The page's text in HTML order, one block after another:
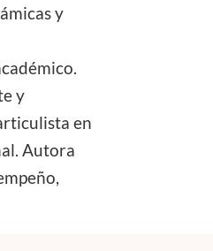
y
y
en
Autora